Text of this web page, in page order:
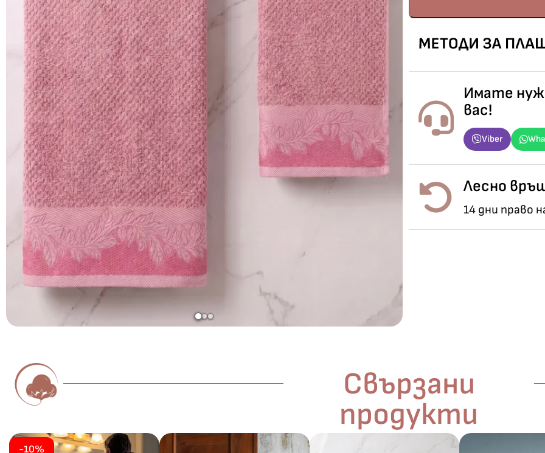
Имате
вас!
Viber
Лесно
14 дни право
Свързани
продукти
-10%